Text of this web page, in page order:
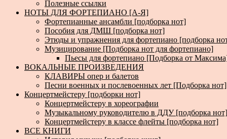
Полезные ссылки
НОТЫ ДЛЯ ФОРТЕПИАНО [А-Я]
Фортепианные ансамбли [подборка нот]
Пособия для ДМШ [подборка нот]
Этюды и упражнения для фортепиано [подборка
Музицирование [Подборка нот для фортепиано]
Пьесы для фортепиано [Подборка от
ВОКАЛЬНЫЕ ПРОИЗВЕДЕНИЯ
КЛАВИРЫ опер и балетов
Песни военных и послевоенных лет [Подборка нот]
Концертмейстеру [подборки нот]
Концертмейстеру в хореографии
Музыкальному руководителю в ДДУ [подборка нот]
Концертмейстеру в классе флейты [подборка нот]
ВСЕ КНИГИ